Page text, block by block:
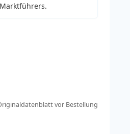
vor Bestellung